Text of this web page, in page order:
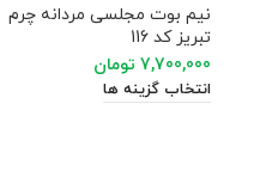
نیم بوت مجلسی مردانه چرم
تبریز کد 116
7,700,000 تومان
انتخاب گزینه ها